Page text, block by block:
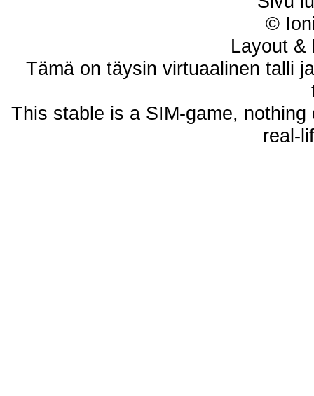
©
Layout &
Tämä on täysin virtuaalinen talli
This stable is a SIM-game,
real-